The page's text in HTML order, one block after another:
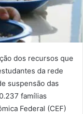
dos recursos que
da rede
suspensão das
famílias
Federal (CEF)